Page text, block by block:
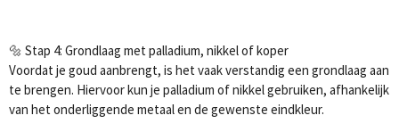
🔩 Stap 4: Grondlaag met palladium, nikkel of koper
Voordat je goud aanbrengt, is het vaak verstandig een grondlaag aan
te brengen. Hiervoor kun je palladium of nikkel gebruiken, afhankelijk
van het onderliggende metaal en de gewenste eindkleur.